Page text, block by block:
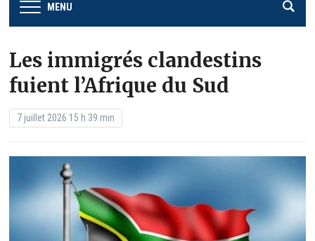
MENU
Les immigrés clandestins
fuient l’Afrique du Sud
7 juillet 2026 15 h 39 min